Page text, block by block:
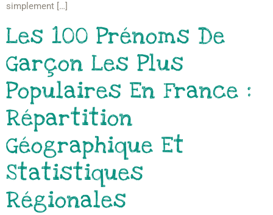
simplement […]
Les 100 Prénoms De
Garçon Les Plus
Populaires En France :
Répartition
Géographique Et
Statistiques
Régionales